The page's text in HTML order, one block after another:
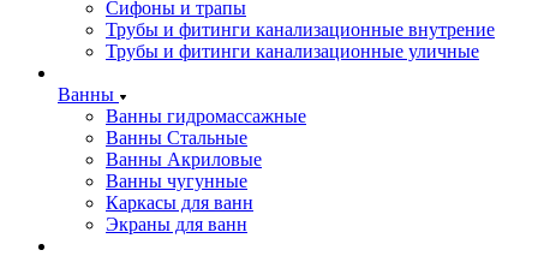
Сифоны и трапы
Трубы и фитинги канализационные внутрение
Трубы и фитинги канализационные уличные
Ванны
Ванны гидромассажные
Ванны Стальные
Ванны Акриловые
Ванны чугунные
Каркасы для ванн
Экраны для ванн